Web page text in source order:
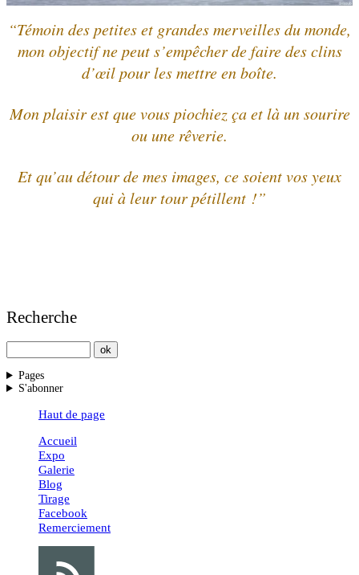
“Témoin des petites et grandes merveilles du monde,
mon objectif ne peut s’empêcher de faire des clins
d’œil pour les mettre en boîte.
Mon plaisir est que vous piochiez ça et là un sourire
ou une rêverie.
Et qu’au détour de mes images, ce soient vos yeux
qui à leur tour pétillent !”
Recherche
Pages
S'abonner
Haut de page
Accueil
Expo
Galerie
Blog
Tirage
Facebook
Remerciement